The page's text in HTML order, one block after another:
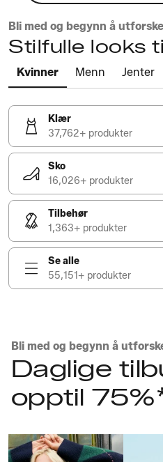
Bli med og begynn å utforske
Stilfulle looks
Kvinner Menn Jenter
Klær
37,762+ produkter
Sko
16,026+ produkter
Tilbehør
1,363+ produkter
Se alle
55,151+ produkter
Bli med og begynn å
Daglige
opptil